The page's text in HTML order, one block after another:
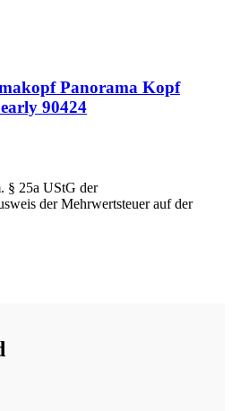
Panorama Kopf
90424
§ 25a UStG der
der Mehrwertsteuer auf der